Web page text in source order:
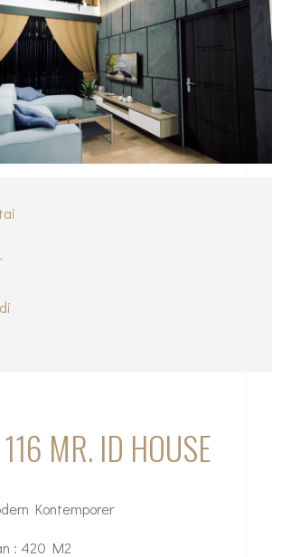
MR. ID HOUSE
Kontemporer
: 420 M2